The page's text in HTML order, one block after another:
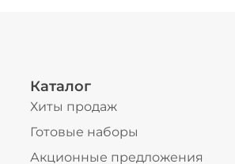
Каталог
Хиты продаж
Готовые наборы
Акционные предложения